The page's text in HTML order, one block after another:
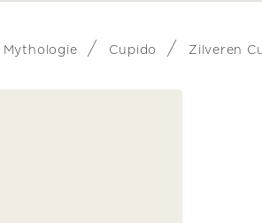
Mythologie / Cupido / Zilveren